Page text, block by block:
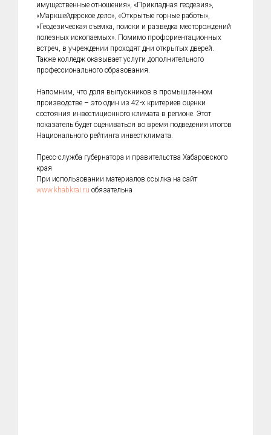
имущественные отношения», «Прикладная геодезия»,
«Маркшейдерское дело», «Открытые горные работы»,
«Геодезическая съемка, поиски и разведка месторождений
полезных ископаемых». Помимо профориентационных
встреч, в учреждении проходят дни открытых дверей.
Также колледж оказывает услуги дополнительного
профессионального образования.
Напомним, что доля выпускников в промышленном
производстве – это один из 42-х критериев оценки
состояния инвестиционного климата в регионе. Этот
показатель будет оцениваться во время подведения итогов
Национального рейтинга инвестклимата.
Пресс-служба губернатора и правительства Хабаровского
края
При использовании материалов ссылка на сайт
www.khabkrai.ru обязательна